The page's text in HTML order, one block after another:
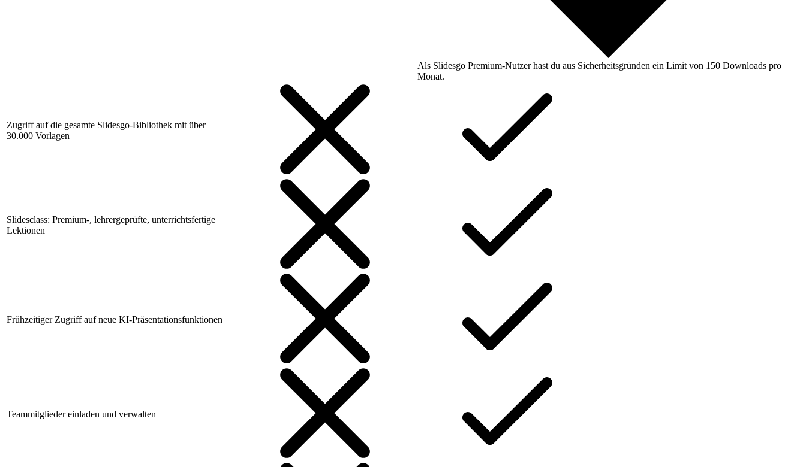
Als Slidesgo Premium-Nutzer hast du aus Sicherheitsgründen ein Limit von 150 Downloads pro
Monat.
Zugriff auf die gesamte Slidesgo-Bibliothek mit über
30.000 Vorlagen
Slidesclass: Premium-, lehrergeprüfte, unterrichtsfertige
Lektionen
Frühzeitiger Zugriff auf neue KI-Präsentationsfunktionen
Teammitglieder einladen und verwalten